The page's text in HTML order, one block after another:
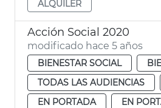
ALQUILER
Acción Social 2020
modificado hace 5 años
BIENESTAR SOCIAL
TODAS LAS AUDIENCIAS
EN PORTADA
EN